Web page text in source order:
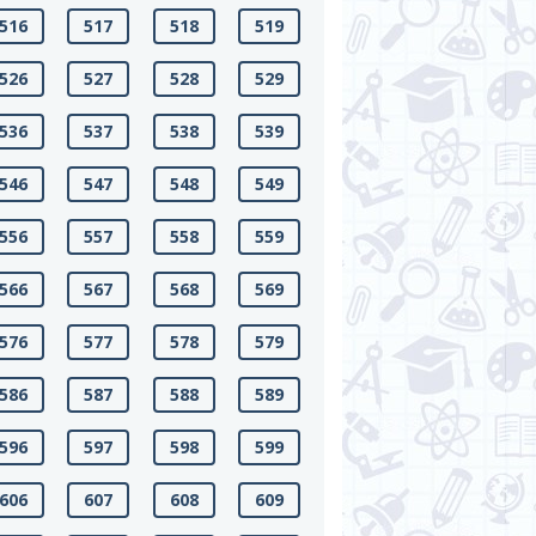
517 518 519
527 528 529
537 538 539
547 548 549
557 558 559
567 568 569
577 578 579
587 588 589
597 598 599
607 608 609